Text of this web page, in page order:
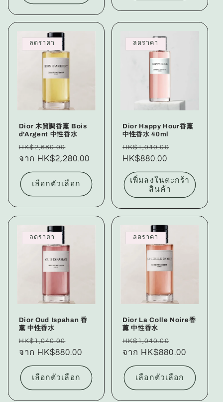
ลดราคา
Dior 木質調香薰 Bois
d'Argent 中性香水
ราคา
ปกติ
HK$2,680.00
โปรโมชัน
จาก HK$2,280.00
เลือกตัวเลือก
ลดราคา
Dior Happy Hour香薰
中性香水 40ml
ราคา
ปกติ
HK$1,040.00
HK$880.00
เพิ่มลงในตะกร้า
สินค้า
ลดราคา
Dior Oud Ispahan 香
薰 中性香水
ราคา
ปกติ
HK$1,040.00
โปรโมชัน
จาก HK$880.00
เลือกตัวเลือก
ลดราคา
Dior La Colle Noire香
薰 中性香水
ราคา
ปกติ
HK$1,040.00
โปรโมชัน
จาก HK$880.00
เลือกตัวเลือก